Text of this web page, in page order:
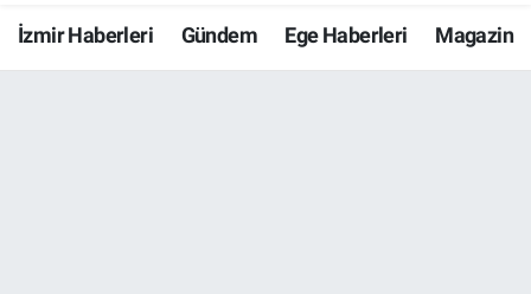
İzmir Haberleri Gündem Ege Haberleri Magazin
Resmi İlanlar